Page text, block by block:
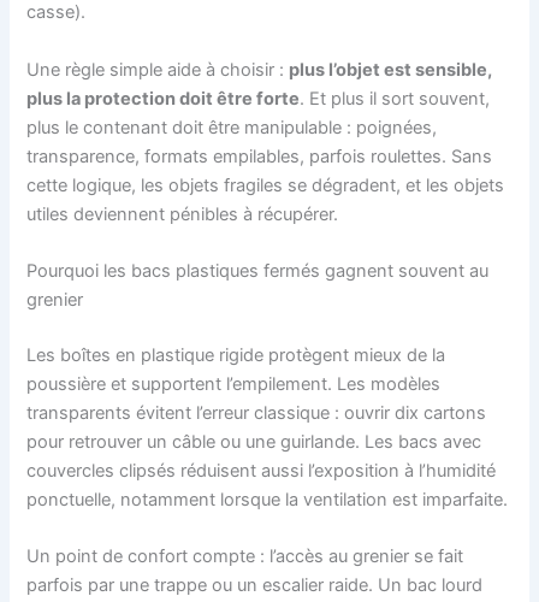
casse).
Une règle simple aide à choisir : plus l’objet est sensible,
plus la protection doit être forte. Et plus il sort souvent,
plus le contenant doit être manipulable : poignées,
transparence, formats empilables, parfois roulettes. Sans
cette logique, les objets fragiles se dégradent, et les objets
utiles deviennent pénibles à récupérer.
Pourquoi les bacs plastiques fermés gagnent souvent au
grenier
Les boîtes en plastique rigide protègent mieux de la
poussière et supportent l’empilement. Les modèles
transparents évitent l’erreur classique : ouvrir dix cartons
pour retrouver un câble ou une guirlande. Les bacs avec
couvercles clipsés réduisent aussi l’exposition à l’humidité
ponctuelle, notamment lorsque la ventilation est imparfaite.
Un point de confort compte : l’accès au grenier se fait
parfois par une trappe ou un escalier raide. Un bac lourd